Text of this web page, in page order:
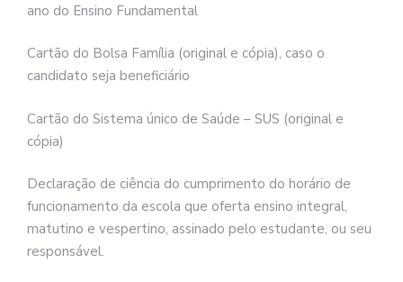
ano do Ensino Fundamental
Cartão do Bolsa Família (original e cópia), caso o
candidato seja beneficiário
Cartão do Sistema único de Saúde – SUS (original e
cópia)
Declaração de ciência do cumprimento do horário de
funcionamento da escola que oferta ensino integral,
matutino e vespertino, assinado pelo estudante, ou seu
responsável.